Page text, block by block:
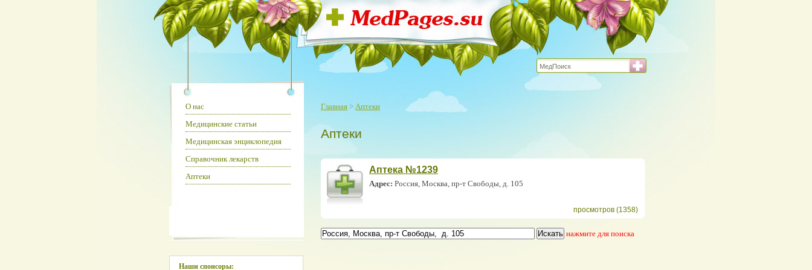
Главная > Аптеки
Аптеки
Аптека №1239
Адрес: Россия, Москва, пр-т Свободы, д. 105
просмотров (1358)
нажмите для поиска
О нас
Медицинские статьи
Медицинская энциклопедия
Справочник лекарств
Аптеки
Наши спонсоры: